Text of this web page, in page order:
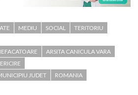
MEDIU SOCIAL
TERITORIU
ARSITA CANICULA VARA
JUDET
ROMANIA